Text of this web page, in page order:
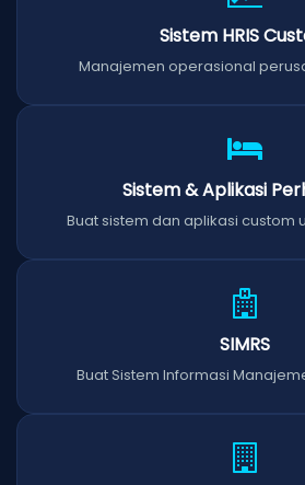
Sistem HRIS
Manajemen operasional
Sistem & Aplikasi
Buat sistem dan aplikasi custom
SIMRS
Buat Sistem Informasi